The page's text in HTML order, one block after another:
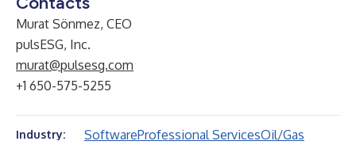
Murat Sönmez, CEO
pulsESG, Inc.
murat@pulsesg.com
+1 650-575-5255
Industry: SoftwareProfessional ServicesOil/Gas